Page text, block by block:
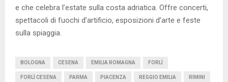
e che celebra l’estate sulla costa adriatica. Offre concerti,
spettacoli di fuochi d’artificio, esposizioni d’arte e feste
sulla spiaggia.
BOLOGNA CESENA EMILIA ROMAGNA FORLÌ
FORLÌ CESENA PARMA PIACENZA REGGIO EMILIA RIMINI